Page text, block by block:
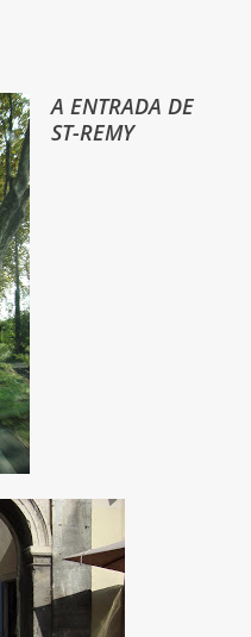
A ENTRADA DE
ST-REMY